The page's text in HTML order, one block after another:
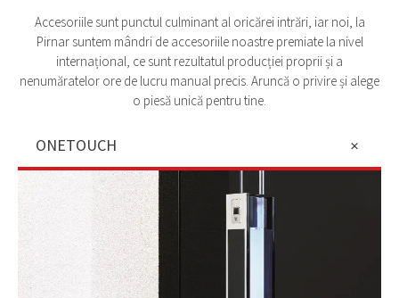
Accesoriile sunt punctul culminant al oricărei intrări, iar noi, la
Pirnar suntem mândri de accesoriile noastre premiate la nivel
internațional, ce sunt rezultatul producției proprii și a
nenumăratelor ore de lucru manual precis. Aruncă o privire și alege
o piesă unică pentru tine.
ONETOUCH